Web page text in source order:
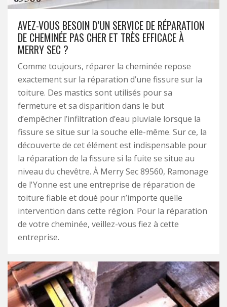
AVEZ-VOUS BESOIN D’UN SERVICE DE RÉPARATION
DE CHEMINÉE PAS CHER ET TRÈS EFFICACE À
MERRY SEC ?
Comme toujours, réparer la cheminée repose
exactement sur la réparation d’une fissure sur la
toiture. Des mastics sont utilisés pour sa
fermeture et sa disparition dans le but
d’empêcher l’infiltration d’eau pluviale lorsque la
fissure se situe sur la souche elle-même. Sur ce, la
découverte de cet élément est indispensable pour
la réparation de la fissure si la fuite se situe au
niveau du chevêtre. À Merry Sec 89560, Ramonage
de l'Yonne est une entreprise de réparation de
toiture fiable et doué pour n’importe quelle
intervention dans cette région. Pour la réparation
de votre cheminée, veillez-vous fiez à cette
entreprise.